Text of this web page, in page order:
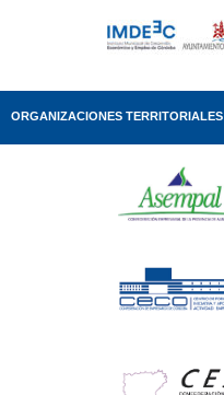
ORGANIZACIONES TERRITORIALES